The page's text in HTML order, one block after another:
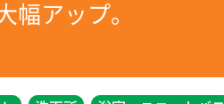
幅アップ。